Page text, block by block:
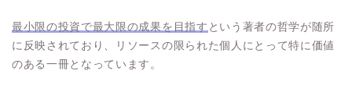
最小限の投資で最大限の成果を目指す という著者の哲学が随所
に反映されており、リソースの限られた個人にとって特に価値
のある一冊となっています。